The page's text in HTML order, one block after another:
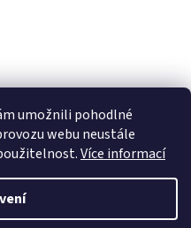
umožnili pohodlné
webu neustále
Více informací